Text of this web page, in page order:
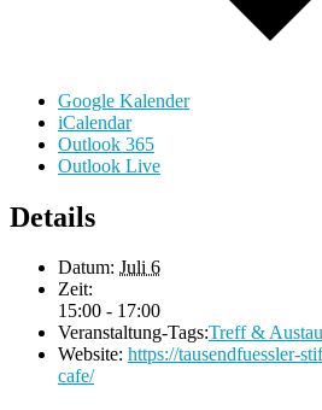
Google Kalender
iCalendar
Outlook 365
Outlook Live
Details
Datum: Juli 6
Zeit:
15:00 - 17:00
Veranstaltung-Tags:Treff &
Website: https://tausendfuessler-
cafe/